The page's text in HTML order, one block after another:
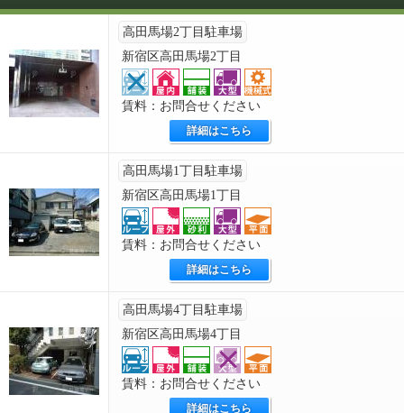
高田馬場2丁目駐車場
新宿区高田馬場2丁目
賃料：お問合せください
詳細はこちら
高田馬場1丁目駐車場
新宿区高田馬場1丁目
賃料：お問合せください
詳細はこちら
高田馬場4丁目駐車場
新宿区高田馬場4丁目
賃料：お問合せください
詳細はこちら